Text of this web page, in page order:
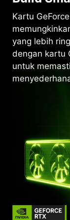
Kartu
yang lebih
dengan kartu
untuk